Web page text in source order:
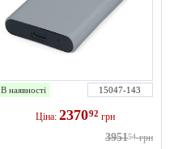
В наявності 15047-143
Ціна: 237092 грн
395154 грн